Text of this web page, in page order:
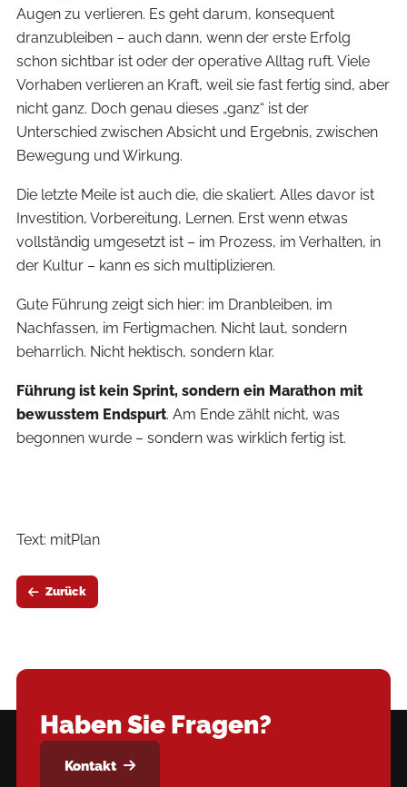
Augen zu verlieren. Es geht darum, konsequent
dranzubleiben – auch dann, wenn der erste Erfolg
schon sichtbar ist oder der operative Alltag ruft. Viele
Vorhaben verlieren an Kraft, weil sie fast fertig sind, aber
nicht ganz. Doch genau dieses „ganz“ ist der
Unterschied zwischen Absicht und Ergebnis, zwischen
Bewegung und Wirkung.
Die letzte Meile ist auch die, die skaliert. Alles davor ist
Investition, Vorbereitung, Lernen. Erst wenn etwas
vollständig umgesetzt ist – im Prozess, im Verhalten, in
der Kultur – kann es sich multiplizieren.
Gute Führung zeigt sich hier: im Dranbleiben, im
Nachfassen, im Fertigmachen. Nicht laut, sondern
beharrlich. Nicht hektisch, sondern klar.
Führung ist kein Sprint, sondern ein Marathon mit
bewusstem Endspurt. Am Ende zählt nicht, was
begonnen wurde – sondern was wirklich fertig ist.
Text: mitPlan
Zurück
Haben Sie Fragen?
Kontakt